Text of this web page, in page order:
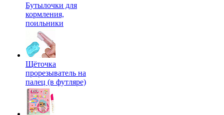
Бутылочки для
кормления,
поильники
Щёточка
прорезыватель на
палец (в футляре)